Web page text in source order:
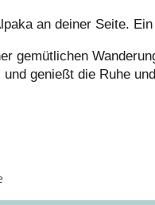
an deiner Seite.
gemütlichen
genießt die Ruhe